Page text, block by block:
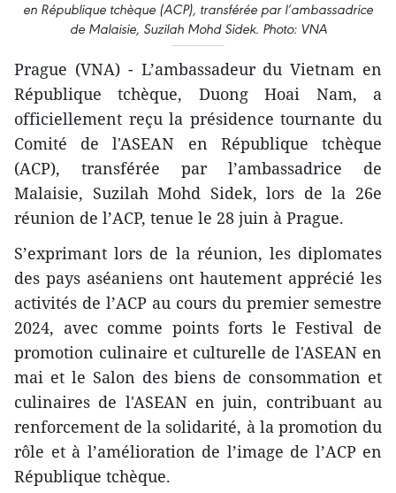
en République tchèque (ACP), transférée par l’ambassadrice
de Malaisie, Suzilah Mohd Sidek. Photo: VNA
Prague (VNA) - L’ambassadeur du Vietnam en
République tchèque, Duong Hoai Nam, a
officiellement reçu la présidence tournante du
Comité de l'ASEAN en République tchèque
(ACP), transférée par l’ambassadrice de
Malaisie, Suzilah Mohd Sidek, lors de la 26e
réunion de l’ACP, tenue le 28 juin à Prague.
S’exprimant lors de la réunion, les diplomates
des pays aséaniens ont hautement apprécié les
activités de l’ACP au cours du premier semestre
2024, avec comme points forts le Festival de
promotion culinaire et culturelle de l'ASEAN en
mai et le Salon des biens de consommation et
culinaires de l'ASEAN en juin, contribuant au
renforcement de la solidarité, à la promotion du
rôle et à l’amélioration de l’image de l’ACP en
République tchèque.